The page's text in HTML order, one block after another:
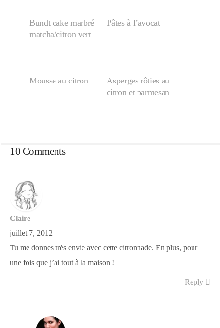
Bundt cake marbré
matcha/citron vert
Pâtes à l’avocat
Mousse au citron
Asperges rôties au
citron et parmesan
10 Comments
Claire
juillet 7, 2012
Tu me donnes très envie avec cette citronnade. En plus, pour
une fois que j’ai tout à la maison !
Reply